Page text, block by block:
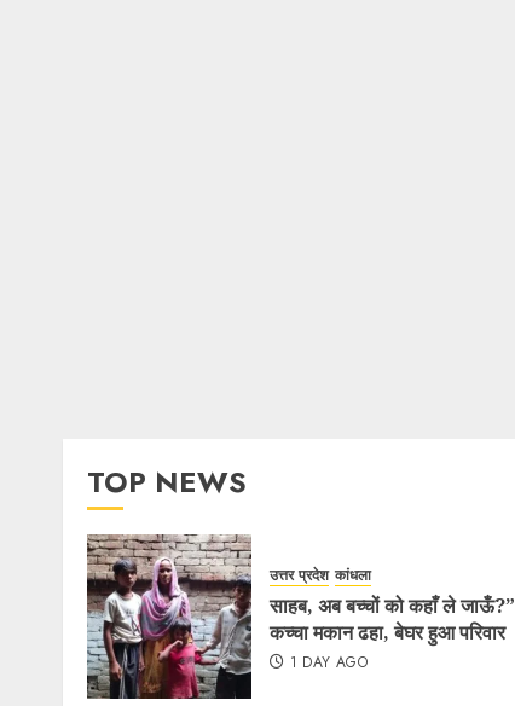
TOP NEWS
उत्तर प्रदेश कांधला
साहब, अब बच्चों को कहाँ ले जाऊँ?”
कच्चा मकान ढहा, बेघर हुआ परिवार
1 DAY AGO